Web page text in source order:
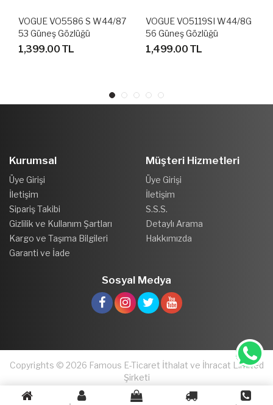
VOGUE VO5119SI W44/8G
56 Güneş Gözlüğü
1,499.00 TL
VOGUE VO5337 S W44/87
53 Güneş Gözlüğü
1,999.00 TL
Kurumsal
Üye Girişi
İletişim
Sipariş Takibi
Gizlilik ve Kullanım Şartları
Kargo ve Taşıma Bilgileri
Garanti ve İade
Müşteri Hizmetleri
Üye Girişi
İletişim
S.S.S.
Detaylı Arama
Hakkımızda
Sosyal Medya
Copyrights © 2026 Famous E-Ticaret İthalat ve İhracat Limited
Şirketi